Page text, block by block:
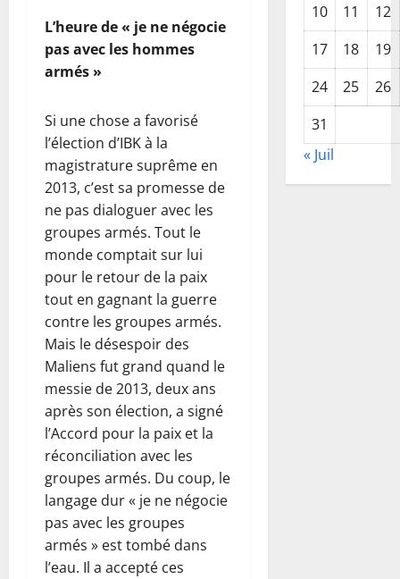
L’heure de « je ne négocie
pas avec les hommes
armés »
Si une chose a favorisé
l’élection d’IBK à la
magistrature suprême en
2013, c’est sa promesse de
ne pas dialoguer avec les
groupes armés. Tout le
monde comptait sur lui
pour le retour de la paix
tout en gagnant la guerre
contre les groupes armés.
Mais le désespoir des
Maliens fut grand quand le
messie de 2013, deux ans
après son élection, a signé
l’Accord pour la paix et la
réconciliation avec les
groupes armés. Du coup, le
langage dur « je ne négocie
pas avec les groupes
armés » est tombé dans
l’eau. Il a accepté ces
10
11
12
17
18
19
24
25
26
31
« Juil